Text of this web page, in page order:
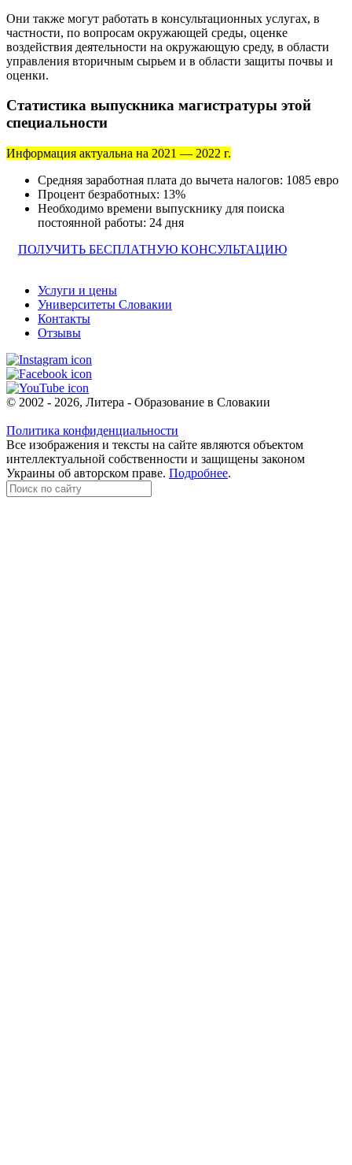
Они также могут работать в консультационных услугах, в
частности, по вопросам окружающей среды, оценке
воздействия деятельности на окружающую среду, в области
управления вторичным сырьем и в области защиты почвы и
оценки.
Статистика выпускника магистратуры этой
специальности
Информация актуальна на 2021 — 2022 г.
Средняя заработная плата до вычета налогов: 1085 евро
Процент безработных: 13%
Необходимо времени выпускнику для поиска
постоянной работы: 24 дня
ПОЛУЧИТЬ БЕСПЛАТНУЮ КОНСУЛЬТАЦИЮ
Услуги и цены
Университеты Словакии
Контакты
Отзывы
© 2002 - 2026, Литера - Образование в Словакии
Политика конфиденциальности
Все изображения и тексты на сайте являются объектом
интеллектуальной собственности и защищены законом
Украины об авторском праве. Подробнее.